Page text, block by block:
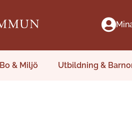
& Miljö Utbildning &